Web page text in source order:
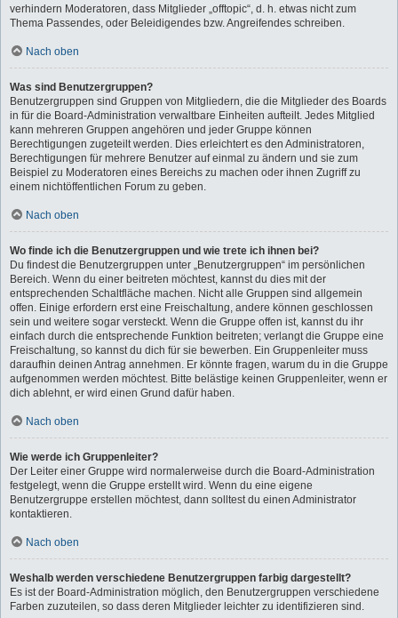
verhindern Moderatoren, dass Mitglieder „offtopic“, d. h. etwas nicht zum
Thema Passendes, oder Beleidigendes bzw. Angreifendes schreiben.
Nach oben
Was sind Benutzergruppen?
Benutzergruppen sind Gruppen von Mitgliedern, die die Mitglieder des Boards
in für die Board-Administration verwaltbare Einheiten aufteilt. Jedes Mitglied
kann mehreren Gruppen angehören und jeder Gruppe können
Berechtigungen zugeteilt werden. Dies erleichtert es den Administratoren,
Berechtigungen für mehrere Benutzer auf einmal zu ändern und sie zum
Beispiel zu Moderatoren eines Bereichs zu machen oder ihnen Zugriff zu
einem nichtöffentlichen Forum zu geben.
Nach oben
Wo finde ich die Benutzergruppen und wie trete ich ihnen bei?
Du findest die Benutzergruppen unter „Benutzergruppen“ im persönlichen
Bereich. Wenn du einer beitreten möchtest, kannst du dies mit der
entsprechenden Schaltfläche machen. Nicht alle Gruppen sind allgemein
offen. Einige erfordern erst eine Freischaltung, andere können geschlossen
sein und weitere sogar versteckt. Wenn die Gruppe offen ist, kannst du ihr
einfach durch die entsprechende Funktion beitreten; verlangt die Gruppe eine
Freischaltung, so kannst du dich für sie bewerben. Ein Gruppenleiter muss
daraufhin deinen Antrag annehmen. Er könnte fragen, warum du in die Gruppe
aufgenommen werden möchtest. Bitte belästige keinen Gruppenleiter, wenn er
dich ablehnt, er wird einen Grund dafür haben.
Nach oben
Wie werde ich Gruppenleiter?
Der Leiter einer Gruppe wird normalerweise durch die Board-Administration
festgelegt, wenn die Gruppe erstellt wird. Wenn du eine eigene
Benutzergruppe erstellen möchtest, dann solltest du einen Administrator
kontaktieren.
Nach oben
Weshalb werden verschiedene Benutzergruppen farbig dargestellt?
Es ist der Board-Administration möglich, den Benutzergruppen verschiedene
Farben zuzuteilen, so dass deren Mitglieder leichter zu identifizieren sind.